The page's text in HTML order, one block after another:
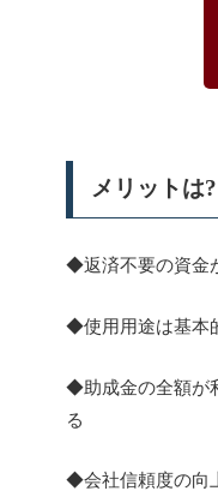
メリットは?
◆返済不要の資金
◆使用用途は基本
◆助成金の全額が
る
◆会社信頼度の向